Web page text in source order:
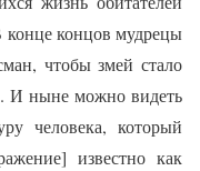
концов мудрецы
чтобы змей стало
И ныне можно видеть
человека, который
известно как